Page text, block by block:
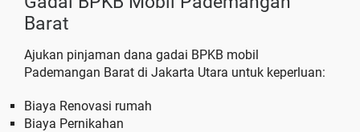
Barat
Ajukan pinjaman dana gadai BPKB mobil
Pademangan Barat di Jakarta Utara untuk keperluan:
Biaya Renovasi rumah
Biaya Pernikahan